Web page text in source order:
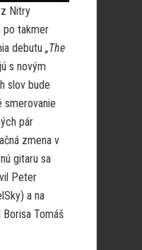
Nitry
po takmer
debutu „The
s novým
slov bude
smerovanie
pár
zmena v
gitaru sa
Peter
a na
Tomáš